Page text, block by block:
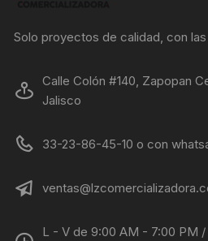
Solo proyectos de calidad, con
Calle Colón #140, Zapopan
Jalisco
33-23-86-45-10 o con
L - V de 9:00 AM - 7:00 PM